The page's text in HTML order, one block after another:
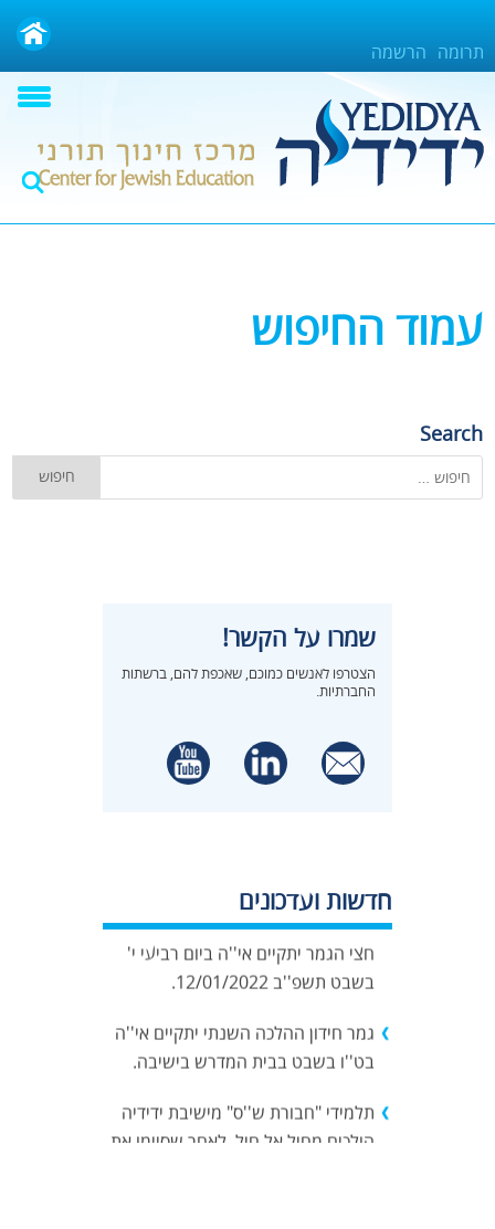
content
תרומה הרשמה
עמוד החיפוש
Search
שמרו על הקשר!
הצטרפו לאנשים כמוכם, שאכפת להם, ברשתות
החברתיות.
חדשות ועדכונים
"חידון ההלכה השנתי" יצא לדרך,
הנושא השנתי "הלכות ברכות" – מבחן
חצי הגמר יתקיים אי''ה ביום רביעי י'
בשבט תשפ''ב 12/01/2022.
גמר חידון ההלכה השנתי יתקיים אי''ה
בט''ו בשבט בבית המדרש בישיבה.
תלמידי "חבורת ש''ס" מישיבת ידידיה
הולכים מחיל אל חיל, לאחר שסיימו את